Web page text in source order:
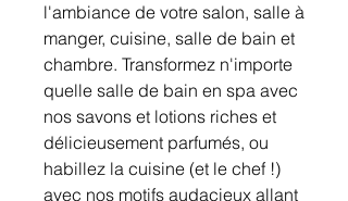
l'ambiance de votre salon, salle à
manger, cuisine, salle de bain et
chambre. Transformez n'importe
quelle salle de bain en spa avec
nos savons et lotions riches et
délicieusement parfumés, ou
habillez la cuisine (et le chef !)
avec nos motifs audacieux allant